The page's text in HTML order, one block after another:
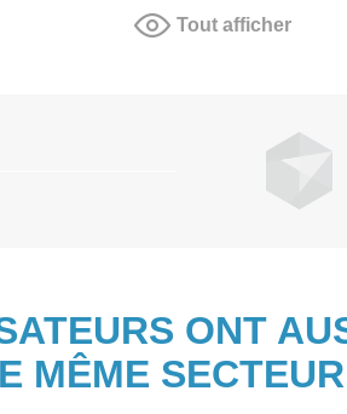
Tout afficher
ONT
MÊME